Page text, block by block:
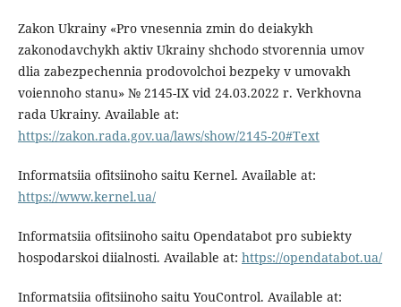
Zakon Ukrainy «Pro vnesennia zmin do deiakykh
zakonodavchykh aktiv Ukrainy shchodo stvorennia umov
dlia zabezpechennia prodovolchoi bezpeky v umovakh
voiennoho stanu» № 2145-IX vid 24.03.2022 r. Verkhovna
rada Ukrainy. Available at:
https://zakon.rada.gov.ua/laws/show/2145-20#Text
Informatsiia ofitsiinoho saitu Kernel. Available at:
https://www.kernel.ua/
Informatsiia ofitsiinoho saitu Opendatabot pro subiekty
hospodarskoi diialnosti. Available at: https://opendatabot.ua/
Informatsiia ofitsiinoho saitu YouControl. Available at: